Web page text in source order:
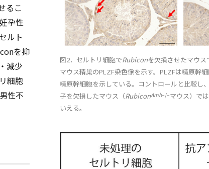
るこ
孕性
ルト
を抑
減少
細胞
性不
図2．セルトリ細胞でRubiconを欠損させたマウス
マウス精巣のPLZF染色像を示す。PLZFは精原幹
精原幹細胞を示している。コントロールと比較し
子を欠損したマウス（RubiconAmh–/–マウス）で
いえる。